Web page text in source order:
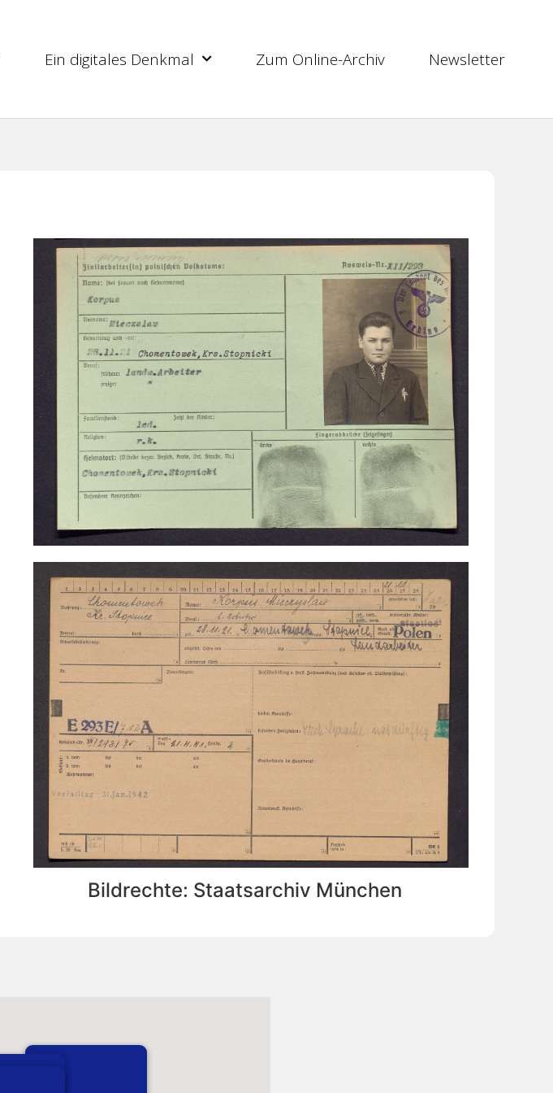
Ein digitales Denkmal Zum Online-Archiv Newsletter
Bildrechte: Staatsarchiv München